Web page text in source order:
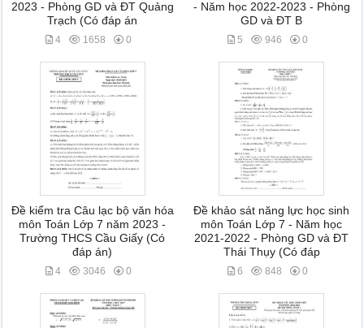
2023 - Phòng GD và ĐT Quảng
Trạch (Có đáp án
4 1658 0
- Năm học 2022-2023 - Phòng
GD và ĐT B
5 946 0
Đề kiểm tra Câu lạc bộ văn hóa
môn Toán Lớp 7 năm 2023 -
Trường THCS Cầu Giấy (Có
đáp án)
4 3046 0
Đề khảo sát năng lực học sinh
môn Toán Lớp 7 - Năm học
2021-2022 - Phòng GD và ĐT
Thái Thụy (Có đáp
6 848 0